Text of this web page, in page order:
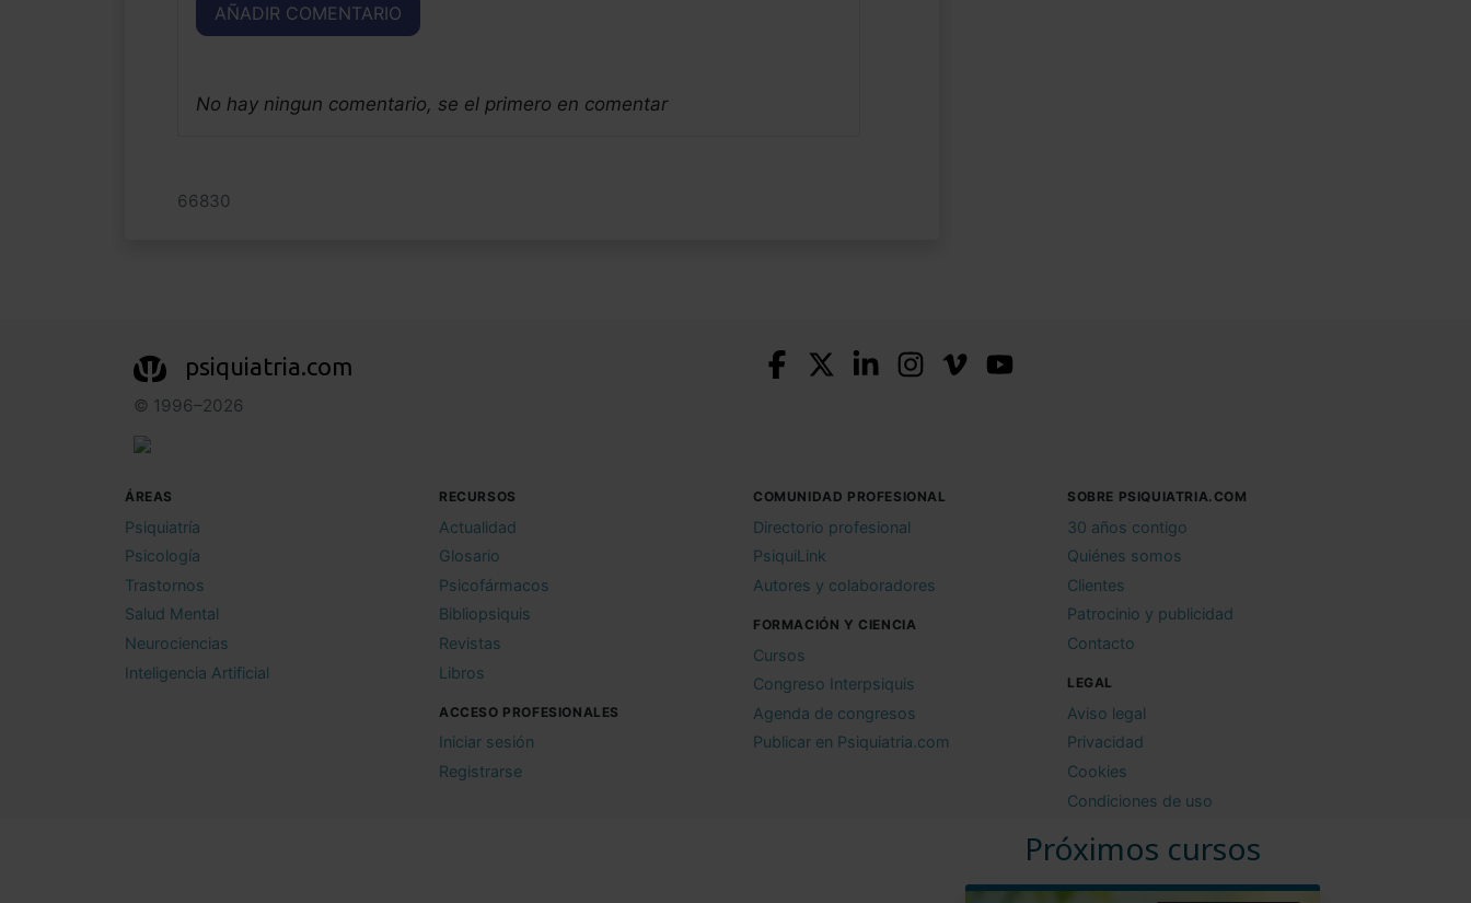
AÑADIR COMENTARIO
No hay ningun comentario, se el primero en comentar
66830
Próximos cursos
psiquiatria.com
© 1996–2026
ÁREAS
Psiquiatría
Psicología
Trastornos
Salud Mental
Neurociencias
Inteligencia Artificial
RECURSOS
Actualidad
Glosario
Psicofármacos
Bibliopsiquis
Revistas
Libros
ACCESO PROFESIONALES
Iniciar sesión
Registrarse
COMUNIDAD PROFESIONAL
Directorio profesional
PsiquiLink
Autores y colaboradores
FORMACIÓN Y CIENCIA
Cursos
Congreso Interpsiquis
Agenda de congresos
Publicar en Psiquiatria.com
SOBRE PSIQUIATRIA.COM
30 años contigo
Quiénes somos
Clientes
Patrocinio y publicidad
Contacto
LEGAL
Aviso legal
Privacidad
Cookies
Condiciones de uso